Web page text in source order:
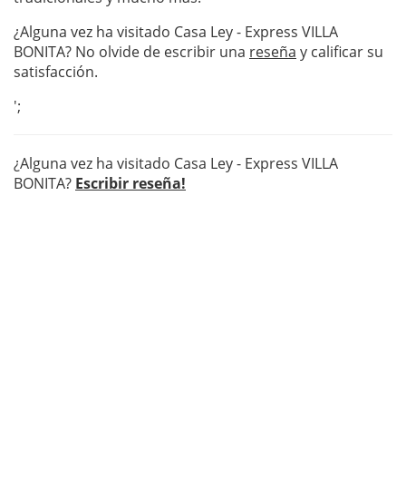
¿Alguna vez ha visitado Casa Ley - Express VILLA
BONITA? No olvide de escribir una reseña y calificar su
satisfacción.
';
¿Alguna vez ha visitado Casa Ley - Express VILLA
BONITA? Escribir reseña!